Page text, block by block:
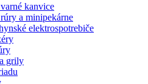
kanvice
a minipekárne
elektrospotrebiče
grily